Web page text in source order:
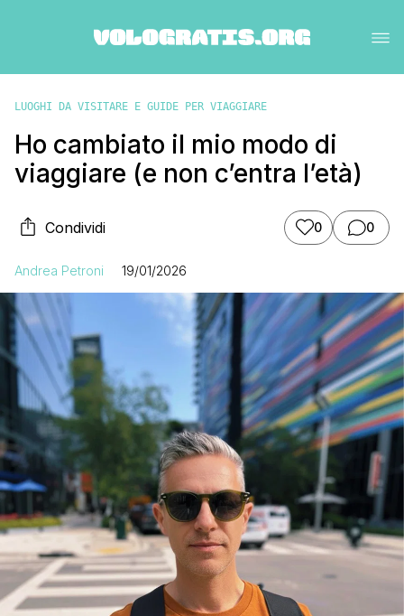
LUOGHI DA VISITARE E GUIDE PER VIAGGIARE
Ho cambiato il mio modo di
viaggiare (e non c’entra l’età)
Condividi 0 0
Andrea Petroni 19/01/2026